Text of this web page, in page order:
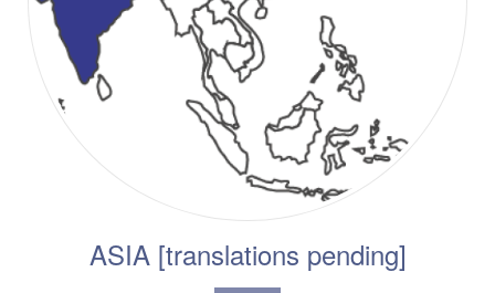
ASIA [translations pending]